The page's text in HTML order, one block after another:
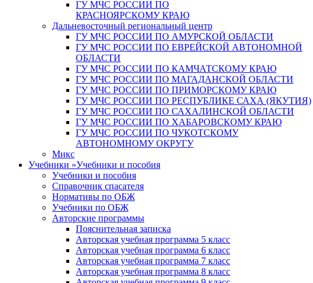
ГУ МЧС РОССИИ ПО
КРАСНОЯРСКОМУ КРАЮ
Дальневосточный региональный центр
ГУ МЧС РОССИИ ПО АМУРСКОЙ ОБЛАСТИ
ГУ МЧС РОССИИ ПО ЕВРЕЙСКОЙ АВТОНОМНОЙ
ОБЛАСТИ
ГУ МЧС РОССИИ ПО КАМЧАТСКОМУ КРАЮ
ГУ МЧС РОССИИ ПО МАГАДАНСКОЙ ОБЛАСТИ
ГУ МЧС РОССИИ ПО ПРИМОРСКОМУ КРАЮ
ГУ МЧС РОССИИ ПО РЕСПУБЛИКЕ САХА (ЯКУТИЯ)
ГУ МЧС РОССИИ ПО САХАЛИНСКОЙ ОБЛАСТИ
ГУ МЧС РОССИИ ПО ХАБАРОВСКОМУ КРАЮ
ГУ МЧС РОССИИ ПО ЧУКОТСКОМУ
АВТОНОМНОМУ ОКРУГУ
Микс
Учебники »Учебники и пособия
Учебники и пособия
Справочник спасателя
Нормативы по ОБЖ
Учебники по ОБЖ
Авторские программы
Пояснительная записка
Авторская учебная программа 5 класс
Авторская учебная программа 6 класс
Авторская учебная программа 7 класс
Авторская учебная программа 8 класс